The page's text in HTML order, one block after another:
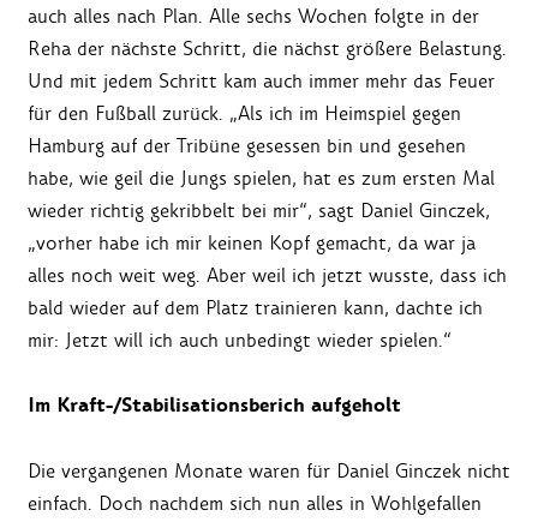
auch alles nach Plan. Alle sechs Wochen folgte in der
Reha der nächste Schritt, die nächst größere Belastung.
Und mit jedem Schritt kam auch immer mehr das Feuer
für den Fußball zurück. „Als ich im Heimspiel gegen
Hamburg auf der Tribüne gesessen bin und gesehen
habe, wie geil die Jungs spielen, hat es zum ersten Mal
wieder richtig gekribbelt bei mir“, sagt Daniel Ginczek,
„vorher habe ich mir keinen Kopf gemacht, da war ja
alles noch weit weg. Aber weil ich jetzt wusste, dass ich
bald wieder auf dem Platz trainieren kann, dachte ich
mir: Jetzt will ich auch unbedingt wieder spielen.“
Im Kraft-/Stabilisationsberich aufgeholt
Die vergangenen Monate waren für Daniel Ginczek nicht
einfach. Doch nachdem sich nun alles in Wohlgefallen